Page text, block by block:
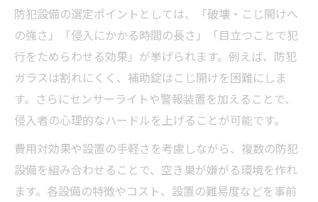
防犯設備の選定ポイントとしては、「破壊・こじ開けへ
の強さ」「侵入にかかる時間の長さ」「目立つことで犯
行をためらわせる効果」が挙げられます。例えば、防犯
ガラスは割れにくく、補助錠はこじ開けを困難にしま
す。さらにセンサーライトや警報装置を加えることで、
侵入者の心理的なハードルを上げることが可能です。
費用対効果や設置の手軽さを考慮しながら、複数の防犯
設備を組み合わせることで、空き巣が嫌がる環境を作れ
ます。各設備の特徴やコスト、設置の難易度などを事前